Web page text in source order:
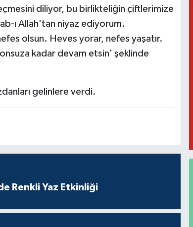
diliyor, bu birlikteliğin çiftlerimize
ı Allah'tan niyaz ediyorum.
olsun. Heves yorar, nefes yaşatır.
kadar devam etsin' şeklinde
gelinlere verdi.
Renkli Yaz Etkinliği